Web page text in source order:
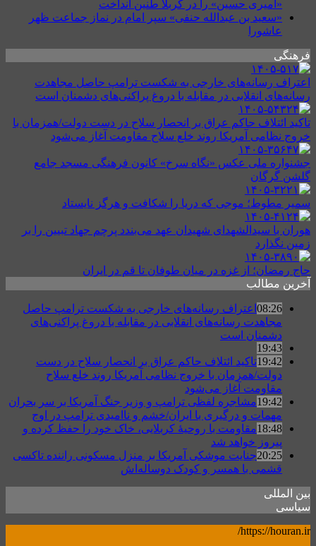
«امیری حسین» را در کربلا طنین انداخت
«سعید بن عبدالله حنفی» سپر امام در نماز جماعت ظهر
عاشورا
فرهنگی
اعتراف رسانه‌های خارجی به شکست ترامپ حاصل مجاهدت
رسانه‌های انقلابی در مقابله با دروغ پراکنی‌های دشمنان است
تاکید ائتلاف حاکم عراق بر انحصار سلاح در دست دولت/همزمان با
خروج نظامی آمریکا روند خلع سلاح مقاومت آغاز می‌شود
جشنواره ملی عکس «نگاه سرخ» کانون فرهنگی مسجد جامع
گلشن گرگان
سمیر مطوط؛ موجی که دریا را شکافت و هرگز نایستاد
هوران با سیدالشهدای شهیدان عهد می‌بندد پرچم جهاد تبیین را بر
زمین نگذارد
حاج رمضان؛ از غزه در میان طوفان تا قم در ایران
آخرین مطالب
08:26 اعتراف رسانه‌های خارجی به شکست ترامپ حاصل
مجاهدت رسانه‌های انقلابی در مقابله با دروغ پراکنی‌های
دشمنان است
19:43
19:42تاکید ائتلاف حاکم عراق بر انحصار سلاح در دست
دولت/همزمان با خروج نظامی آمریکا روند خلع سلاح
مقاومت آغاز می‌شود
19:42مشاجره لفظی ترامپ و وزیر جنگ آمریکا بر سر بحران
مهمات و درگیری با ایران/خشم و ناامیدی ترامپ در اوج
18:48مقاومت با روحیهٔ کربلایی، خاک خود را حفظ کرده و
پیروز خواهد شد
20:25جنایت موشکی آمریکا بر منزل مسکونی راننده تاکسی
قشمی با همسر و کودک دوساله‌اش
بین المللی
سیاسی
https://houran.ir/